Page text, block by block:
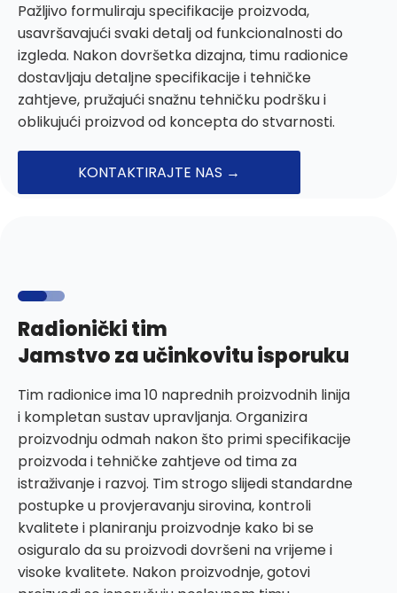
Pažljivo formuliraju specifikacije proizvoda,
usavršavajući svaki detalj od funkcionalnosti do
izgleda. Nakon dovršetka dizajna, timu radionice
dostavljaju detaljne specifikacije i tehničke
zahtjeve, pružajući snažnu tehničku podršku i
oblikujući proizvod od koncepta do stvarnosti.
KONTAKTIRAJTE NAS →
Radionički tim
Jamstvo za učinkovitu isporuku
Tim radionice ima 10 naprednih proizvodnih linija
i kompletan sustav upravljanja. Organizira
proizvodnju odmah nakon što primi specifikacije
proizvoda i tehničke zahtjeve od tima za
istraživanje i razvoj. Tim strogo slijedi standardne
postupke u provjeravanju sirovina, kontroli
kvalitete i planiranju proizvodnje kako bi se
osiguralo da su proizvodi dovršeni na vrijeme i
visoke kvalitete. Nakon proizvodnje, gotovi